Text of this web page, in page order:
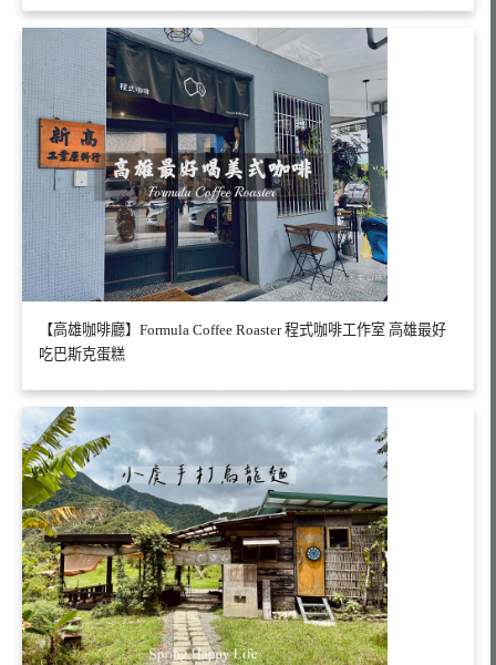
【高雄咖啡廳】Formula Coffee Roaster 程式咖啡工作室 高雄最好
吃巴斯克蛋糕